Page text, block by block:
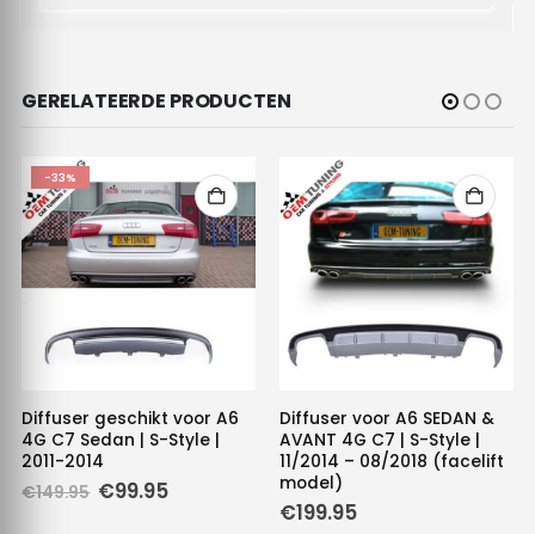
GERELATEERDE PRODUCTEN
-33%
Diffuser geschikt voor A6
4G C7 Sedan | S-Style |
2011-2014
€149.95 Oorspronkelijke
€99.95Huidige
Diffuser voor A6 SEDAN &
AVANT 4G C7 | S-Style |
11/2014 – 08/2018 (facelift
model)
€199.95